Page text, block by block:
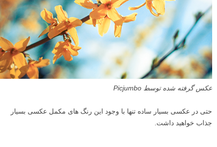
عکس گرفته شده توسط Picjumbo
حتی در عکسی بسیار ساده تنها با وجود این رنگ های مکمل عکسی بسیار
جذاب خواهید داشت.